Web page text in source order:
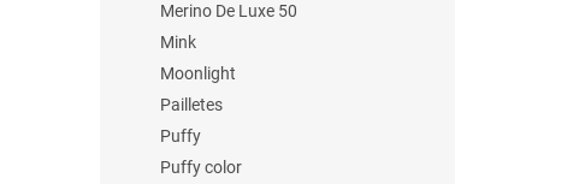
Merino De Luxe 50
Mink
Moonlight
Pailletes
Puffy
Puffy color